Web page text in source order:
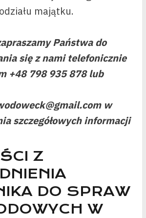
majątku.
Państwa do
się z nami telefonicznie
+48 798 935 878 lub
w
szczegółowych informacji
Z
DO SPRAW
W